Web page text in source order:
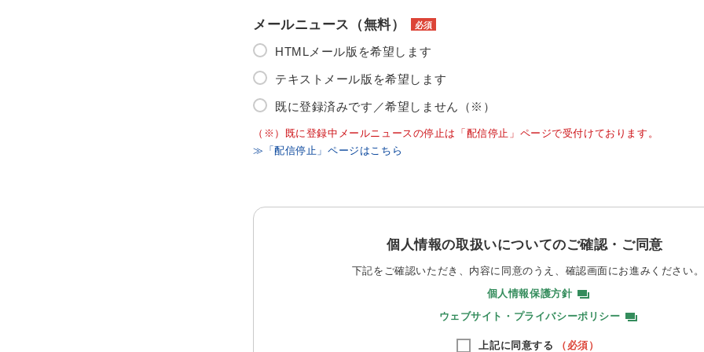
メールニュース（無料） 必須
HTMLメール版を希望します
テキストメール版を希望します
既に登録済みです／希望しません（※）
（※）既に登録中メールニュースの停止は「配信停止」ページで受付けております。
≫「配信停止」ページはこちら
個人情報の取扱いについてのご確認・ご同意
下記をご確認いただき、内容に同意のうえ、 確認画面にお進みください。
個人情報保護方針
ウェブサイト・プライバシーポリシー
上記に同意する （必須）